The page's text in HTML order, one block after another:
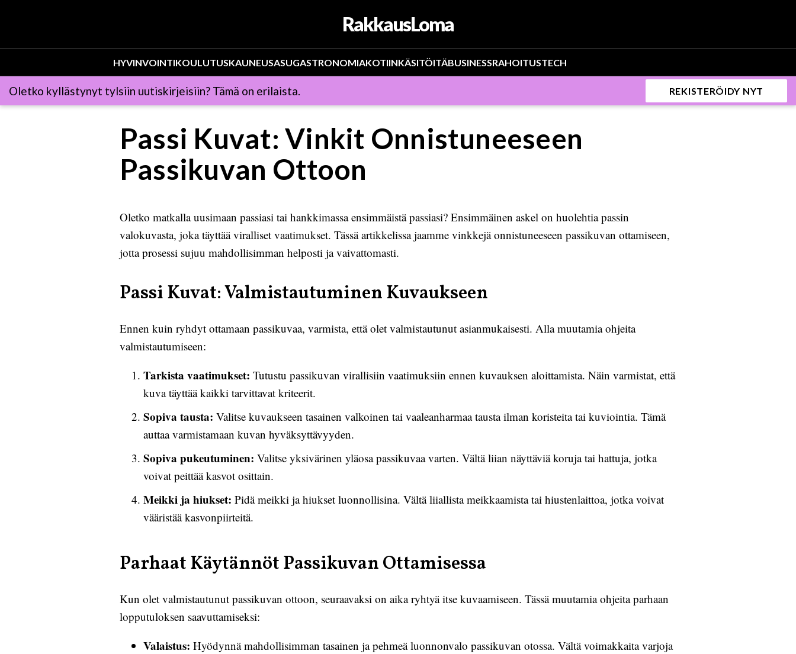
RakkausLoma
HYVINVOINTIKOULUTUSKAUNEUSASUGASTRONOMIAKOTIINKÄSITÖITÄBUSINESSRAHOITUSTECH
Oletko kyllästynyt tylsiin uutiskirjeisiin? Tämä on erilaista. REKISTERÖIDY NYT
Passi Kuvat: Vinkit Onnistuneeseen
Passikuvan Ottoon
Oletko matkalla uusimaan passiasi tai hankkimassa ensimmäistä passiasi? Ensimmäinen askel on huolehtia passin
valokuvasta, joka täyttää viralliset vaatimukset. Tässä artikkelissa jaamme vinkkejä onnistuneeseen passikuvan ottamiseen,
jotta prosessi sujuu mahdollisimman helposti ja vaivattomasti.
Passi Kuvat: Valmistautuminen Kuvaukseen
Ennen kuin ryhdyt ottamaan passikuvaa, varmista, että olet valmistautunut asianmukaisesti. Alla muutamia ohjeita
valmistautumiseen:
Tarkista vaatimukset: Tutustu passikuvan virallisiin vaatimuksiin ennen kuvauksen aloittamista. Näin varmistat, että
kuva täyttää kaikki tarvittavat kriteerit.
Sopiva tausta: Valitse kuvaukseen tasainen valkoinen tai vaaleanharmaa tausta ilman koristeita tai kuviointia. Tämä
auttaa varmistamaan kuvan hyväksyttävyyden.
Sopiva pukeutuminen: Valitse yksivärinen yläosa passikuvaa varten. Vältä liian näyttäviä koruja tai hattuja, jotka
voivat peittää kasvot osittain.
Meikki ja hiukset: Pidä meikki ja hiukset luonnollisina. Vältä liiallista meikkaamista tai hiustenlaittoa, jotka voivat
vääristää kasvonpiirteitä.
Parhaat Käytännöt Passikuvan Ottamisessa
Kun olet valmistautunut passikuvan ottoon, seuraavaksi on aika ryhtyä itse kuvaamiseen. Tässä muutamia ohjeita parhaan
lopputuloksen saavuttamiseksi:
Valaistus: Hyödynnä mahdollisimman tasainen ja pehmeä luonnonvalo passikuvan otossa. Vältä voimakkaita varjoja